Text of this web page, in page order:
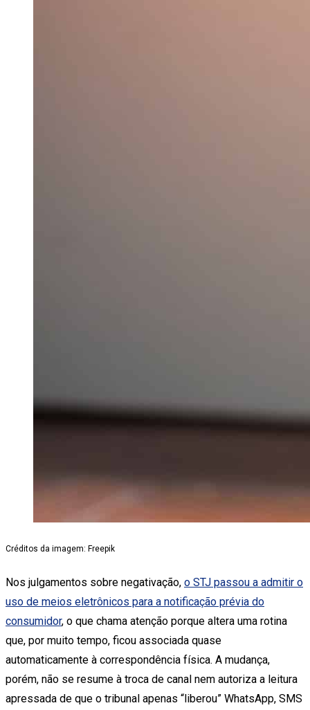
Créditos da imagem: Freepik
Nos julgamentos sobre negativação, o STJ passou a admitir o
uso de meios eletrônicos para a notificação prévia do
consumidor, o que chama atenção porque altera uma rotina
que, por muito tempo, ficou associada quase
automaticamente à correspondência física. A mudança,
porém, não se resume à troca de canal nem autoriza a leitura
apressada de que o tribunal apenas “liberou” WhatsApp, SMS